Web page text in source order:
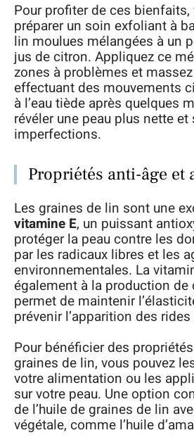
Pour profiter de ces bienfaits,
préparer un soin exfoliant à
lin moulues mélangées à un
jus de citron. Appliquez ce
zones à problèmes et
effectuant des mouvements
à l’eau tiède après quelques
révéler une peau plus nette et
imperfections.
Propriétés anti-âge et
Les graines de lin sont une
vitamine E, un puissant
protéger la peau contre les
par les radicaux libres et les
environnementales. La
également à la production de
permet de maintenir
prévenir l’apparition des
Pour bénéficier des
graines de lin, vous pouvez
votre alimentation ou les
sur votre peau. Une option
de l’huile de graines de lin
végétale, comme l’huile